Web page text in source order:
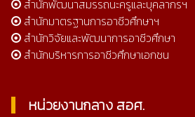
สำนักพัฒนาสมรรถนะครูและบุคลากรฯ
สำนักมาตรฐานการอาชีวศึกษาฯ
สำนักวิจัยและพัฒนาการอาชีวศึกษา
สำนักบริหารการอาชีวศึกษาเอกชน
หน่วยงานกลาง สอศ.